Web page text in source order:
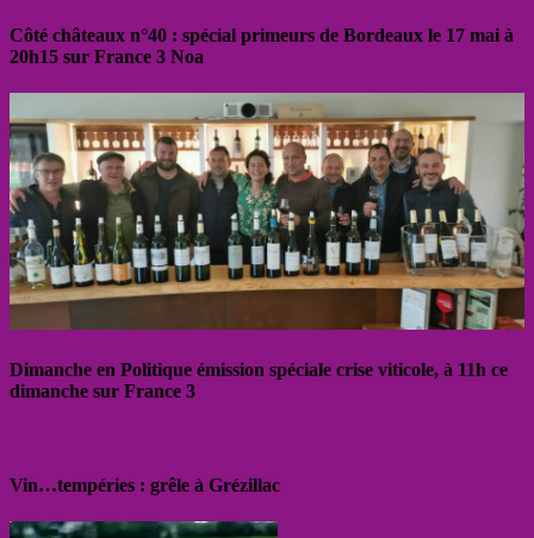
Côté châteaux n°40 : spécial primeurs de Bordeaux le 17 mai à
20h15 sur France 3 Noa
Dimanche en Politique émission spéciale crise viticole, à 11h ce
dimanche sur France 3
Vin…tempéries : grêle à Grézillac